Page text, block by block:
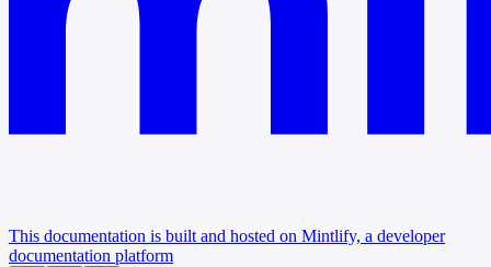
This documentation is built and hosted on Mintlify, a developer
documentation platform